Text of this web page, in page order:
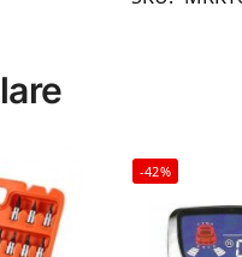
-42%